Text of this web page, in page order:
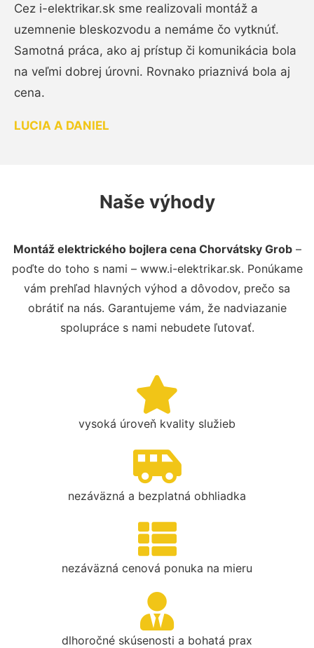
Cez i-elektrikar.sk sme realizovali montáž a
uzemnenie bleskozvodu a nemáme čo vytknúť.
Samotná práca, ako aj prístup či komunikácia bola
na veľmi dobrej úrovni. Rovnako priaznivá bola aj
cena.
LUCIA A DANIEL
Naše výhody
Montáž elektrického bojlera cena Chorvátsky Grob–
poďte do toho s nami – www.i-elektrikar.sk. Ponúkame
vám prehľad hlavných výhod a dôvodov, prečo sa
obrátiť na nás. Garantujeme vám, že nadviazanie
spolupráce s nami nebudete ľutovať.
vysoká úroveň kvality služieb
nezáväzná a bezplatná obhliadka
nezáväzná cenová ponuka na mieru
dlhoročné skúsenosti a bohatá prax